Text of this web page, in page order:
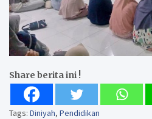
Share berita ini !
Tags: Diniyah, Pendidikan